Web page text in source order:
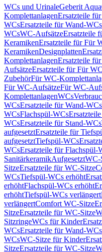
WCs und UrinaleGeberit
KomplettanlagenErsatzteile
WCsErsatzteile für Wand-WCs
WCsWC-AufsätzeErsatzteile
KeramikenErsatzteile für Für
KeramikenDesignplatten
KomplettanlagenErsatzteile
AufsätzeErsatzteile für Für
ZubehörFür WC-
Für WC-AufsätzeFür WC-
KomplettanlagenWCs
WCsErsatzteile für Wand-WCs
WCsFlachspül-WCs
WCsErsatzteile für Stand-WCs
aufgesetztErsatzteile für
aufgesetztTiefspül-WCs
WCsErsatzteile für Flachspül-
SanitärkeramikAufgesetztWC-
SitzeErsatzteile für WC-Sitze
WCsTiefspül-WCs erhöht
erhöhtFlachspül-WCs erhöht
erhöhtTiefspül-WCs verlängert
verlängertComfort WC-Sitze
SitzeErsatzteile für WC-Sitze
SitzringeWCs für Kinder
WCsErsatzteile für Wand-WCs
WCsWC-Sitze für Kinder
SitzeErsatzteile für WC-Sitze